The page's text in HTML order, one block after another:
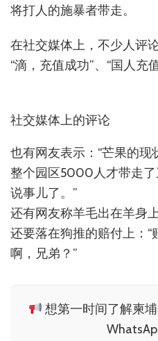
将打人的施暴者带走。
在社交媒体上，不少人评
“滴，充值成功”、“国人充
社交媒体上的评论
也有网友表示：“芒果的现
整个园区5000人才带走
说事儿了。”
还有网友称羊毛出在羊身
还要落在狗推的赔付上：
啊，兄弟？”
想第一时间了解柬